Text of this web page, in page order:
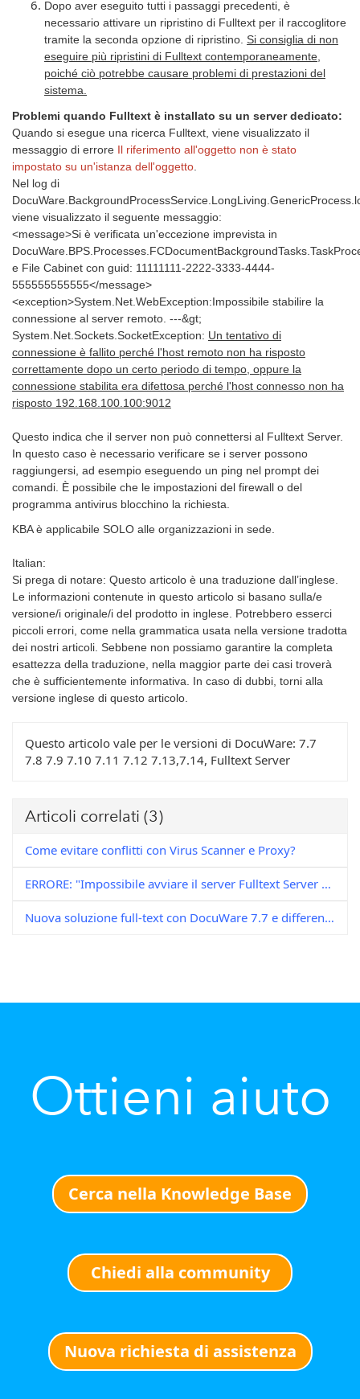
Dopo aver eseguito tutti i passaggi precedenti, è
necessario attivare un ripristino di Fulltext per il raccoglitore
tramite la seconda opzione di ripristino. Si consiglia di non
eseguire più ripristini di Fulltext contemporaneamente,
poiché ciò potrebbe causare problemi di prestazioni del
sistema.
Problemi quando Fulltext è installato su un server dedicato:
Quando si esegue una ricerca Fulltext, viene visualizzato il
messaggio di errore Il riferimento all'oggetto non è stato
impostato su un'istanza dell'oggetto
Nel log di
viene visualizzato il seguente messaggio:
<message>Si è verificata un'eccezione imprevista in
e File Cabinet con guid: 11111111-2222-3333-4444-
555555555555</message>
<exception>System.Net.WebException:Impossibile stabilire la
connessione al server remoto. ---&gt;
System.Net.Sockets.SocketException: Un tentativo di
connessione è fallito perché l'host remoto non ha risposto
correttamente dopo un certo periodo di tempo, oppure la
connessione stabilita era difettosa perché l'host connesso non ha
risposto 192.168.100.100:9012
Questo indica che il server non può connettersi al Fulltext Server.
In questo caso è necessario verificare se i server possono
raggiungersi, ad esempio eseguendo un ping nel prompt dei
comandi. È possibile che le impostazioni del firewall o del
programma antivirus blocchino la richiesta.
KBA è applicabile SOLO alle organizzazioni in sede.
Italian:
Si prega di notare: Questo articolo è una traduzione dall’inglese.
Le informazioni contenute in questo articolo si basano sulla/e
versione/i originale/i del prodotto in inglese. Potrebbero esserci
piccoli errori, come nella grammatica usata nella versione tradotta
dei nostri articoli. Sebbene non possiamo garantire la completa
esattezza della traduzione, nella maggior parte dei casi troverà
che è sufficientemente informativa. In caso di dubbi, torni alla
versione inglese di questo articolo.
Questo articolo vale per le versioni di DocuWare: 7.7
7.8 7.9 7.10 7.11 7.12 7.13,7.14, Fulltext Server
Articoli correlati (3)
Come evitare conflitti con Virus Scanner e Proxy?
ERRORE: "Impossibile avviare il server Fulltext Server di DocuWare. System.TimeoutException: Il processo Java non è stato avviato tempestivamente".
Nuova soluzione full-text con DocuWare 7.7 e differenze rispetto alle versioni full-text precedenti
Ottieni aiuto
Cerca nella Knowledge Base
Chiedi alla community
Nuova richiesta di assistenza